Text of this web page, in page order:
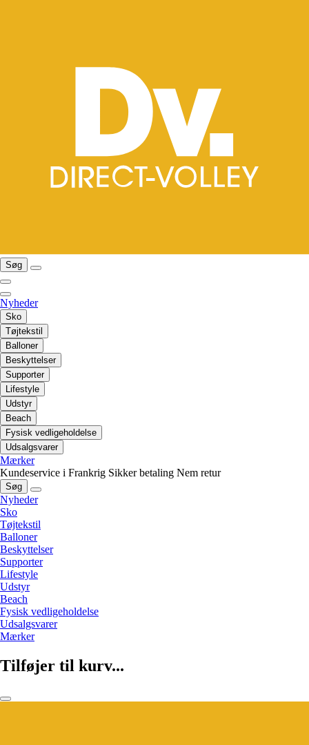
Søg
Nyheder
Sko
Tøjtekstil
Balloner
Beskyttelser
Supporter
Lifestyle
Udstyr
Beach
Fysisk vedligeholdelse
Udsalgsvarer
Mærker
Kundeservice i Frankrig Sikker betaling Nem retur
Søg
Nyheder
Sko
Tøjtekstil
Balloner
Beskyttelser
Supporter
Lifestyle
Udstyr
Beach
Fysisk vedligeholdelse
Udsalgsvarer
Mærker
Tilføjer til kurv...